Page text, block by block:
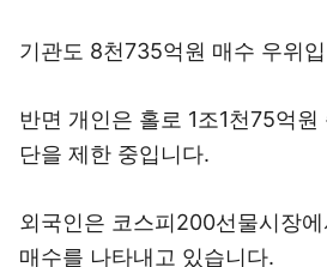
기관도 8천735억원 매수 우위
반면 개인은 홀로 1조1천75억
단을 제한 중입니다.
외국인은 코스피200선물시장
매수를 나타내고 있습니다.